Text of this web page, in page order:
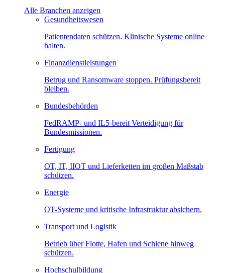
Alle Branchen anzeigen
Gesundheitswesen
Patientendaten schützen. Klinische Systeme online
halten.
Finanzdienstleistungen
Betrug und Ransomware stoppen. Prüfungsbereit
bleiben.
Bundesbehörden
FedRAMP- und IL5-bereit Verteidigung für
Bundesmissionen.
Fertigung
OT, IT, IIOT und Lieferketten im großen Maßstab
schützen.
Energie
OT-Systeme und kritische Infrastruktur absichern.
Transport und Logistik
Betrieb über Flotte, Hafen und Schiene hinweg
schützen.
Hochschulbildung